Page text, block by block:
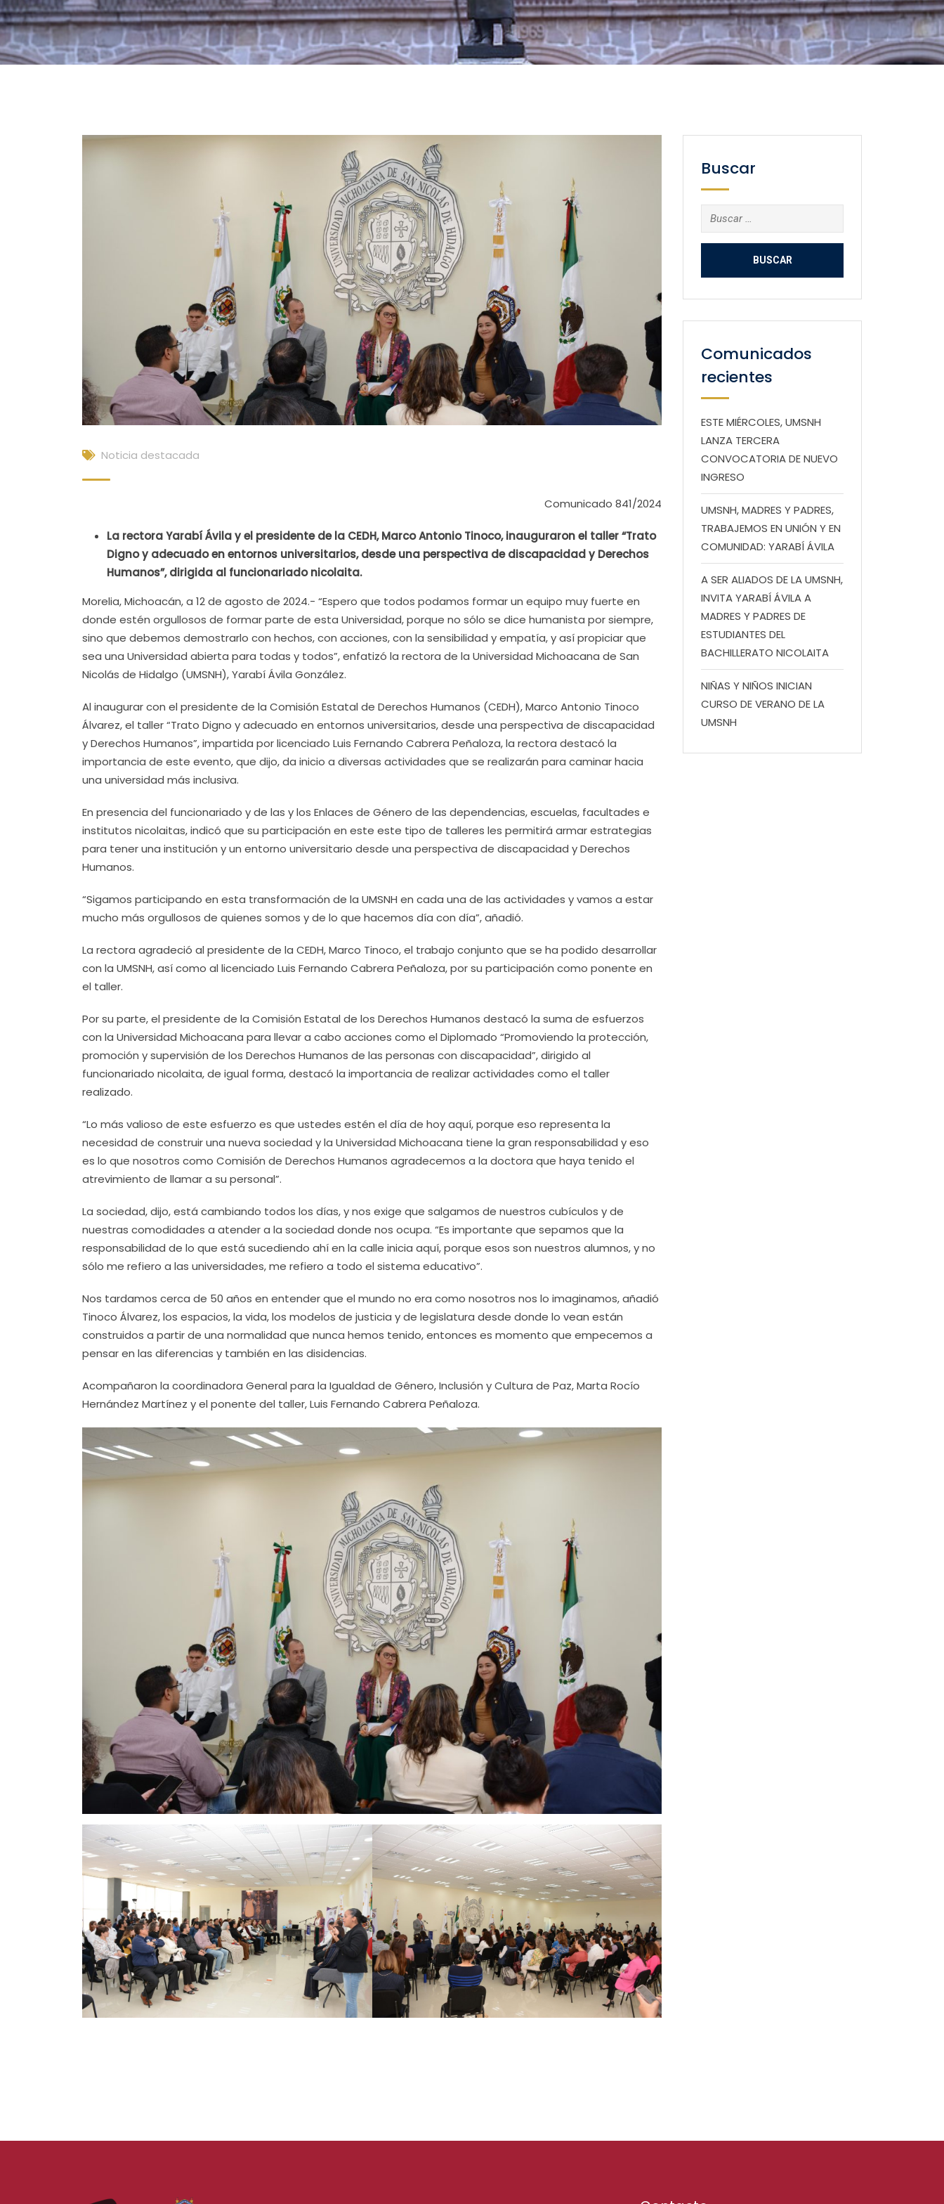
Noticia destacada
Comunicado 841/2024
La rectora Yarabí Ávila y el presidente de la CEDH, Marco Antonio Tinoco, inauguraron el taller “Trato
Digno y adecuado en entornos universitarios, desde una perspectiva de discapacidad y Derechos
Humanos”, dirigida al funcionariado nicolaita.
Morelia, Michoacán, a 12 de agosto de 2024.- “Espero que todos podamos formar un equipo muy fuerte en
donde estén orgullosos de formar parte de esta Universidad, porque no sólo se dice humanista por siempre,
sino que debemos demostrarlo con hechos, con acciones, con la sensibilidad y empatía, y así propiciar que
sea una Universidad abierta para todas y todos”, enfatizó la rectora de la Universidad Michoacana de San
Nicolás de Hidalgo (UMSNH), Yarabí Ávila González.
Al inaugurar con el presidente de la Comisión Estatal de Derechos Humanos (CEDH), Marco Antonio Tinoco
Álvarez, el taller “Trato Digno y adecuado en entornos universitarios, desde una perspectiva de discapacidad
y Derechos Humanos”, impartida por licenciado Luis Fernando Cabrera Peñaloza, la rectora destacó la
importancia de este evento, que dijo, da inicio a diversas actividades que se realizarán para caminar hacia
una universidad más inclusiva.
En presencia del funcionariado y de las y los Enlaces de Género de las dependencias, escuelas, facultades e
institutos nicolaitas, indicó que su participación en este este tipo de talleres les permitirá armar estrategias
para tener una institución y un entorno universitario desde una perspectiva de discapacidad y Derechos
Humanos.
“Sigamos participando en esta transformación de la UMSNH en cada una de las actividades y vamos a estar
mucho más orgullosos de quienes somos y de lo que hacemos día con día”, añadió.
La rectora agradeció al presidente de la CEDH, Marco Tinoco, el trabajo conjunto que se ha podido desarrollar
con la UMSNH, así como al licenciado Luis Fernando Cabrera Peñaloza, por su participación como ponente en
el taller.
Por su parte, el presidente de la Comisión Estatal de los Derechos Humanos destacó la suma de esfuerzos
con la Universidad Michoacana para llevar a cabo acciones como el Diplomado “Promoviendo la protección,
promoción y supervisión de los Derechos Humanos de las personas con discapacidad”, dirigido al
funcionariado nicolaita, de igual forma, destacó la importancia de realizar actividades como el taller
realizado.
“Lo más valioso de este esfuerzo es que ustedes estén el día de hoy aquí, porque eso representa la
necesidad de construir una nueva sociedad y la Universidad Michoacana tiene la gran responsabilidad y eso
es lo que nosotros como Comisión de Derechos Humanos agradecemos a la doctora que haya tenido el
atrevimiento de llamar a su personal”.
La sociedad, dijo, está cambiando todos los días, y nos exige que salgamos de nuestros cubículos y de
nuestras comodidades a atender a la sociedad donde nos ocupa. “Es importante que sepamos que la
responsabilidad de lo que está sucediendo ahí en la calle inicia aquí, porque esos son nuestros alumnos, y no
sólo me refiero a las universidades, me refiero a todo el sistema educativo”.
Nos tardamos cerca de 50 años en entender que el mundo no era como nosotros nos lo imaginamos, añadió
Tinoco Álvarez, los espacios, la vida, los modelos de justicia y de legislatura desde donde lo vean están
construidos a partir de una normalidad que nunca hemos tenido, entonces es momento que empecemos a
pensar en las diferencias y también en las disidencias.
Acompañaron la coordinadora General para la Igualdad de Género, Inclusión y Cultura de Paz, Marta Rocío
Hernández Martínez y el ponente del taller, Luis Fernando Cabrera Peñaloza.
Buscar
Buscar:
Comunicados
recientes
ESTE MIÉRCOLES, UMSNH
LANZA TERCERA
CONVOCATORIA DE NUEVO
INGRESO
UMSNH, MADRES Y PADRES,
TRABAJEMOS EN UNIÓN Y EN
COMUNIDAD: YARABÍ ÁVILA
A SER ALIADOS DE LA UMSNH,
INVITA YARABÍ ÁVILA A
MADRES Y PADRES DE
ESTUDIANTES DEL
BACHILLERATO NICOLAITA
NIÑAS Y NIÑOS INICIAN
CURSO DE VERANO DE LA
UMSNH